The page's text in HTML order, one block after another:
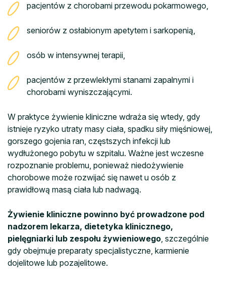
pacjentów z chorobami przewodu pokarmowego,
seniorów z osłabionym apetytem i sarkopenią,
osób w intensywnej terapii,
pacjentów z przewlekłymi stanami zapalnymi i
chorobami wyniszczającymi.
W praktyce żywienie kliniczne wdraża się wtedy, gdy
istnieje ryzyko utraty masy ciała, spadku siły mięśniowej,
gorszego gojenia ran, częstszych infekcji lub
wydłużonego pobytu w szpitalu. Ważne jest wczesne
rozpoznanie problemu, ponieważ niedożywienie
chorobowe może rozwijać się nawet u osób z
prawidłową masą ciała lub nadwagą.
Żywienie kliniczne powinno być prowadzone pod
nadzorem lekarza, dietetyka klinicznego,
pielęgniarki lub zespołu żywieniowego, szczególnie
gdy obejmuje preparaty specjalistyczne, karmienie
dojelitowe lub pozajelitowe.